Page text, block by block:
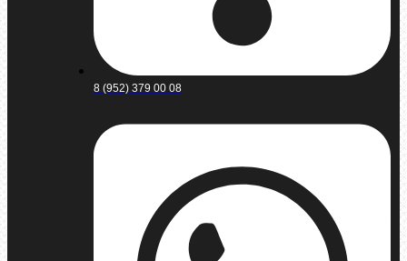
8 (952) 379 00 08